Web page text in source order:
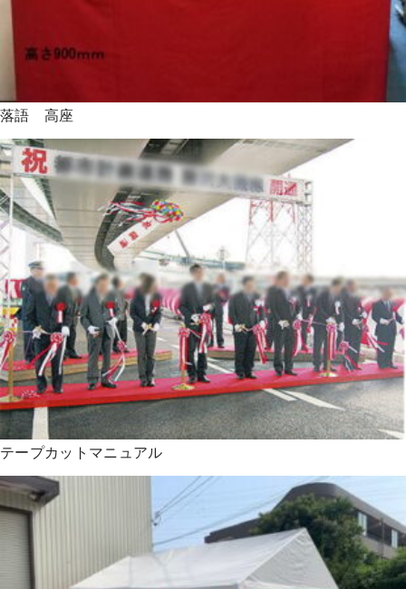
落語 高座
テープカットマニュアル